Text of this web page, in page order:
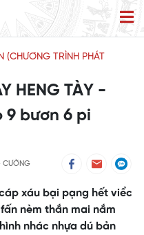
(CHƯƠNG TRÌNH PHÁT
HENG TÀY -
9 bươn 6 pi
CƯỜNG
xáu bại pạng hết viểc
nèm thắn mai nắm
nhác nhựa dú bản